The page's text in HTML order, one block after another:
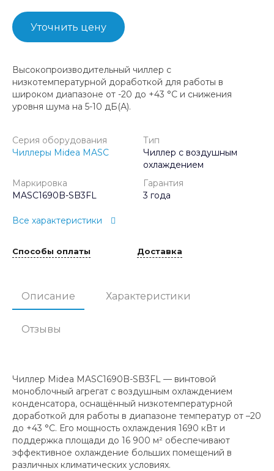
Уточнить цену
Высокопроизводительный чиллер с
низкотемпературной доработкой для работы в
широком диапазоне от -20 до +43 °C и снижения
уровня шума на 5-10 дБ(А).
Серия оборудования
Чиллеры Midea MASC
Тип
Чиллер с воздушным
охлаждением
Маркировка
MASC1690B-SB3FL
Гарантия
3 года
Все характеристики
Способы оплаты Доставка
Описание Характеристики
Отзывы
Чиллер Midea MASC1690B-SB3FL — винтовой
моноблочный агрегат с воздушным охлаждением
конденсатора, оснащённый низкотемпературной
доработкой для работы в диапазоне температур от –20
до +43 °C. Его мощность охлаждения 1690 кВт и
поддержка площади до 16 900 м² обеспечивают
эффективное охлаждение больших помещений в
различных климатических условиях.